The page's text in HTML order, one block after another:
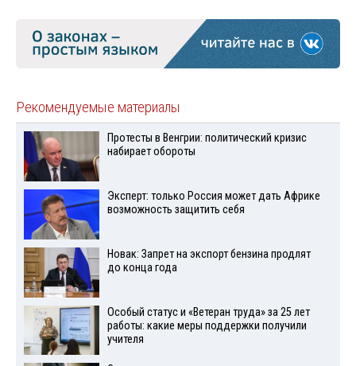
Рекомендуемые материалы
Протесты в Венгрии: политический кризис
набирает обороты
Эксперт: только Россия может дать Африке
возможность защитить себя
Новак: Запрет на экспорт бензина продлят
до конца года
Особый статус и «Ветеран труда» за 25 лет
работы: какие меры поддержки получили
учителя